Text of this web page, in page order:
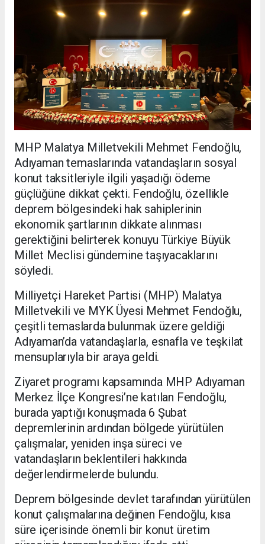
MHP Malatya Milletvekili Mehmet Fendoğlu,
Adıyaman temaslarında vatandaşların sosyal
konut taksitleriyle ilgili yaşadığı ödeme
güçlüğüne dikkat çekti. Fendoğlu, özellikle
deprem bölgesindeki hak sahiplerinin
ekonomik şartlarının dikkate alınması
gerektiğini belirterek konuyu Türkiye Büyük
Millet Meclisi gündemine taşıyacaklarını
söyledi.
Milliyetçi Hareket Partisi (MHP) Malatya
Milletvekili ve MYK Üyesi Mehmet Fendoğlu,
çeşitli temaslarda bulunmak üzere geldiği
Adıyaman’da vatandaşlarla, esnafla ve teşkilat
mensuplarıyla bir araya geldi.
Ziyaret programı kapsamında MHP Adıyaman
Merkez İlçe Kongresi’ne katılan Fendoğlu,
burada yaptığı konuşmada 6 Şubat
depremlerinin ardından bölgede yürütülen
çalışmalar, yeniden inşa süreci ve
vatandaşların beklentileri hakkında
değerlendirmelerde bulundu.
Deprem bölgesinde devlet tarafından yürütülen
konut çalışmalarına değinen Fendoğlu, kısa
süre içerisinde önemli bir konut üretim